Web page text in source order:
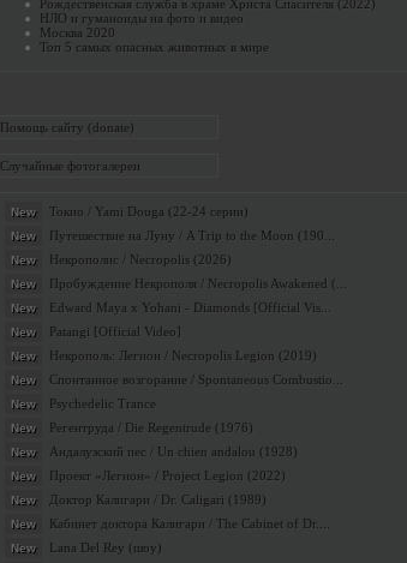
Рождественская служба в храме Христа Спасителя (2022)
НЛО и гуманоиды на фото и видео
Москва 2020
Топ 5 самых опасных животных в мире
Помощь сайту (donate)
Случайные фотогалереи
New Токио / Yami Douga (22-24 серии)
New Путешествие на Луну / A Trip to the Moon (190...
New Некрополис / Necropolis (2026)
New Пробуждение Некрополя / Necropolis Awakened (...
New Edward Maya x Yohani - Diamonds [Official Vis...
New Patangi [Official Video]
New Некрополь: Легион / Necropolis Legion (2019)
New Спонтанное возгорание / Spontaneous Combustio...
New Psychedelic Trance
New Регентруда / Die Regentrude (1976)
New Андалузский пес / Un chien andalou (1928)
New Проект «Легион» / Project Legion (2022)
New Доктор Калигари / Dr. Caligari (1989)
New Кабинет доктора Калигари / The Cabinet of Dr....
New Lana Del Rey (шоу)